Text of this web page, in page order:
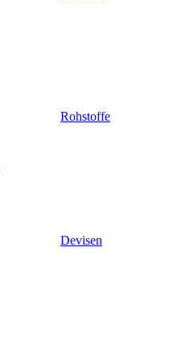
Rohstoffe
Devisen